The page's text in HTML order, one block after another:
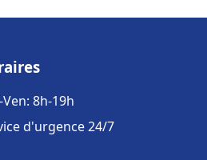
Ven: 8h-19h
d'urgence 24/7